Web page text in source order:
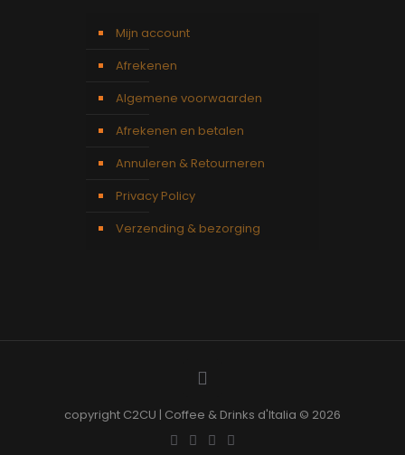
Mijn account
Afrekenen
Algemene voorwaarden
Afrekenen en betalen
Annuleren & Retourneren
Privacy Policy
Verzending & bezorging
copyright C2CU | Coffee & Drinks d'Italia © 2026